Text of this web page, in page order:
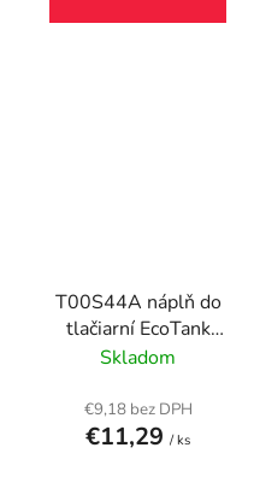
T00S44A náplň do
tlačiarní EcoTank
L3110, L3150, L1110,
Skladom
€9,18 bez DPH
€11,29 / ks